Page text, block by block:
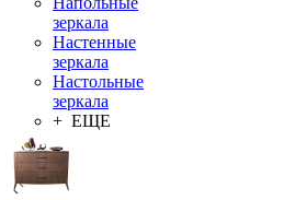
зеркала
Настенные
зеркала
Настольные
зеркала
+ ЕЩЕ